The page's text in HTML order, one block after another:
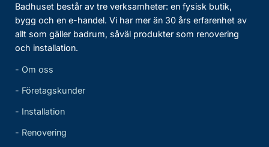
Badhuset består av tre verksamheter: en fysisk butik,
bygg och en e-handel. Vi har mer än 30 års erfarenhet av
allt som gäller badrum, såväl produkter som renovering
och installation.
- Om oss
- Företagskunder
- Installation
- Renovering